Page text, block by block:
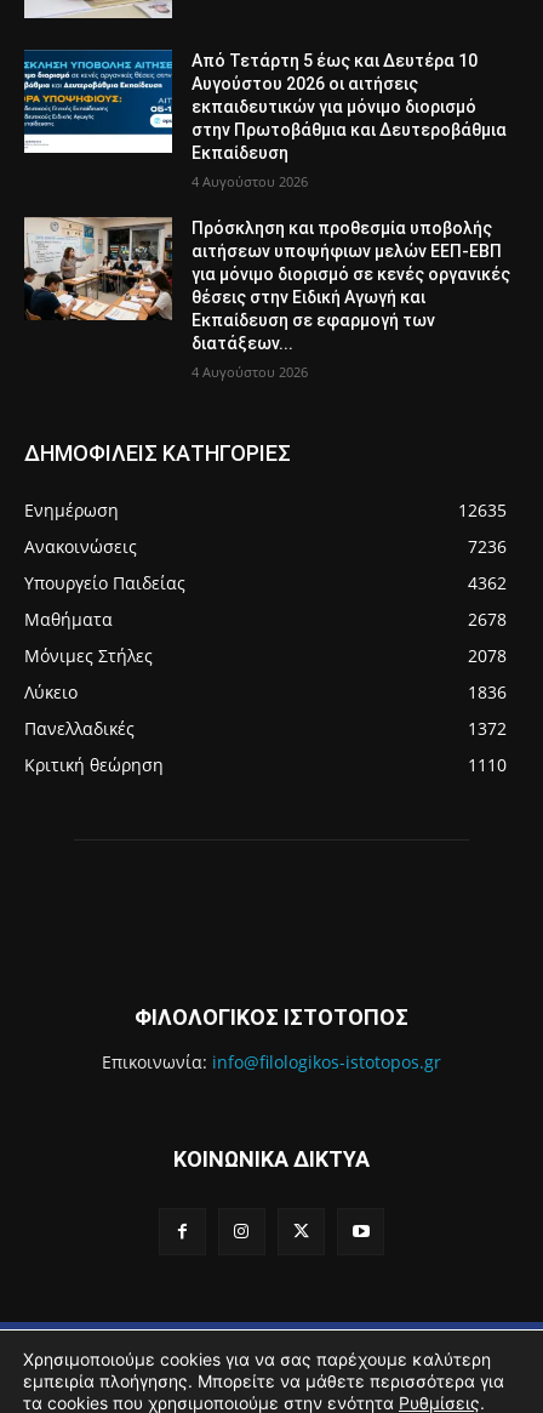
Από Τετάρτη 5 έως και Δευτέρα 10
Αυγούστου 2026 οι αιτήσεις
εκπαιδευτικών για μόνιμο διορισμό
στην Πρωτοβάθμια και Δευτεροβάθμια
Εκπαίδευση
4 Αυγούστου 2026
Πρόσκληση και προθεσμία υποβολής
αιτήσεων υποψήφιων μελών ΕΕΠ-ΕΒΠ
για μόνιμο διορισμό σε κενές οργανικές
θέσεις στην Ειδική Αγωγή και
Εκπαίδευση σε εφαρμογή των
διατάξεων...
4 Αυγούστου 2026
ΔΗΜΟΦΙΛΕΙΣ ΚΑΤΗΓΟΡΙΕΣ
Ενημέρωση
12635
Ανακοινώσεις
7236
Υπουργείο Παιδείας
4362
Μαθήματα
2678
Μόνιμες Στήλες
2078
Λύκειο
1836
Πανελλαδικές
1372
Κριτική θεώρηση
1110
ΦΙΛΟΛΟΓΙΚΟΣ ΙΣΤΟΤΟΠΟΣ
Επικοινωνία: info@filologikos-istotopos.gr
ΚΟΙΝΩΝΙΚΑ ΔΙΚΤΥΑ
2016 - 2021 Filologikos Istotopos - All rights reserved.
Αρχική Βιογραφικό Sitemap Όροι Χρήσης Επικοινωνία
Χρησιμοποιούμε cookies για να σας παρέχουμε καλύτερη
εμπειρία πλοήγησης. Μπορείτε να μάθετε περισσότερα για
τα cookies που χρησιμοποιούμε στην ενότητα Ρυθμίσεις.